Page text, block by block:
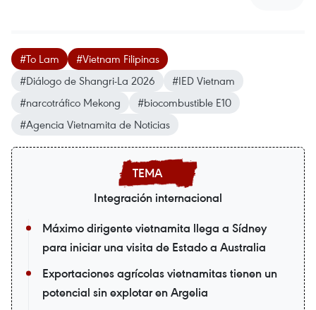
#To Lam
#Vietnam Filipinas
#Diálogo de Shangri-La 2026
#IED Vietnam
#narcotráfico Mekong
#biocombustible E10
#Agencia Vietnamita de Noticias
Integración internacional
Máximo dirigente vietnamita llega a Sídney
para iniciar una visita de Estado a Australia
Exportaciones agrícolas vietnamitas tienen un
potencial sin explotar en Argelia